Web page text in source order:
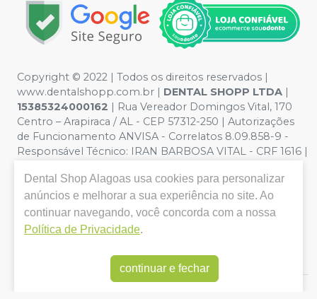
Copyright © 2022 | Todos os direitos reservados |
www.dentalshopp.com.br | DENTAL SHOPP LTDA |
15385324000162 | Rua Vereador Domingos Vital, 170
Centro – Arapiraca / AL - CEP 57312-250 | Autorizações
de Funcionamento ANVISA - Correlatos 8.09.858-9 -
Responsável Técnico: IRAN BARBOSA VITAL - CRF 1616 |
ilustrativas - Os preços e condições da loja virtual estão
sujeitos a alterações. Em caso de divergência de preços
no site, o valor válido é o do Carrinho de Compra. Não
vendemos por atacado, por isso nos reservamos o
Dental Shop Alagoas usa cookies para personalizar
anúncios e melhorar a sua experiência no site. Ao
continuar navegando, você concorda com a nossa
Política de Privacidade.
continuar e fechar